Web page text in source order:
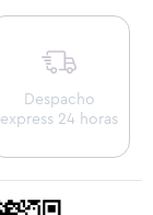
Despacho
express 24 horas